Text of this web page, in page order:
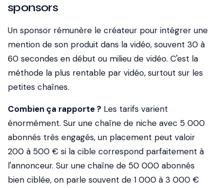
sponsors
Un sponsor rémunère le créateur pour intégrer une
mention de son produit dans la vidéo, souvent 30 à
60 secondes en début ou milieu de vidéo. C'est la
méthode la plus rentable par vidéo, surtout sur les
petites chaînes.
Combien ça rapporte ? Les tarifs varient
énormément. Sur une chaîne de niche avec 5 000
abonnés très engagés, un placement peut valoir
200 à 500 € si la cible correspond parfaitement à
l'annonceur. Sur une chaîne de 50 000 abonnés
bien ciblée, on parle souvent de 1 000 à 3 000 €